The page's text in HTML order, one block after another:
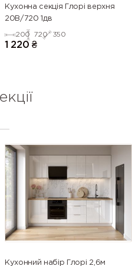
Кухонна секція Глорі верхня
20В/720 1дв
200 720 350
1 220 ₴
Кухонний набір Глорі 2,6м